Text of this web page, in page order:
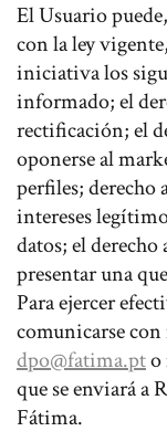
El Usuario
con la ley
iniciativa los
informado; el
rectificación; el
oponerse al
perfiles; derecho
intereses
datos; el
presentar una
Para ejercer
comunicarse
dpo@fatima.pto
que se enviará a
Fátima.